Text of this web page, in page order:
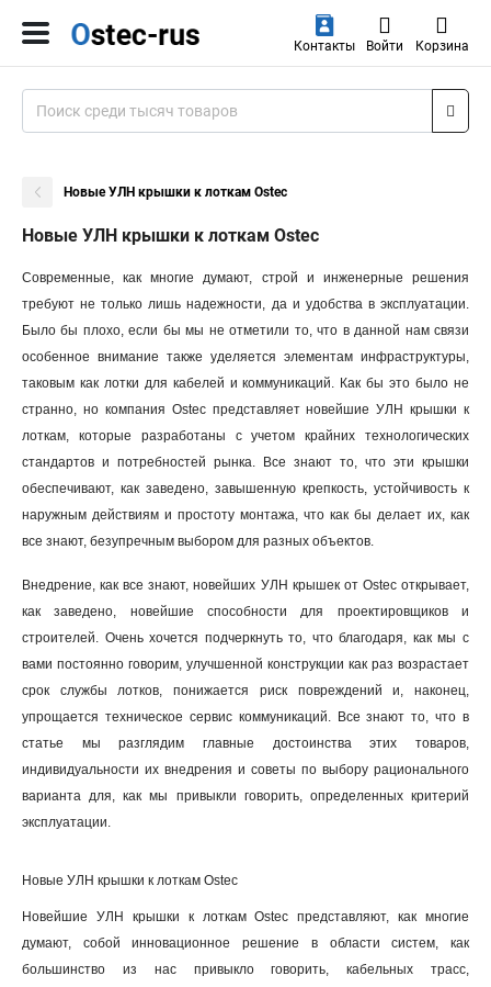
Контакты Войти Корзина
Новые УЛН крышки к лоткам Ostec
Новые УЛН крышки к лоткам Ostec
Современные, как многие думают, строй и инженерные решения
требуют не только лишь надежности, да и удобства в эксплуатации.
Было бы плохо, если бы мы не отметили то, что в данной нам связи
особенное внимание также уделяется элементам инфраструктуры,
таковым как лотки для кабелей и коммуникаций. Как бы это было не
странно, но компания Ostec представляет новейшие УЛН крышки к
лоткам, которые разработаны с учетом крайних технологических
стандартов и потребностей рынка. Все знают то, что эти крышки
обеспечивают, как заведено, завышенную крепкость, устойчивость к
наружным действиям и простоту монтажа, что как бы делает их, как
все знают, безупречным выбором для разных объектов.
Внедрение, как все знают, новейших УЛН крышек от Ostec открывает,
как заведено, новейшие способности для проектировщиков и
строителей. Очень хочется подчеркнуть то, что благодаря, как мы с
вами постоянно говорим, улучшенной конструкции как раз возрастает
срок службы лотков, понижается риск повреждений и, наконец,
упрощается техническое сервис коммуникаций. Все знают то, что в
статье мы разглядим главные достоинства этих товаров,
индивидуальности их внедрения и советы по выбору рационального
варианта для, как мы привыкли говорить, определенных критерий
эксплуатации.
Новые УЛН крышки к лоткам Ostec
Новейшие УЛН крышки к лоткам Ostec представляют, как многие
думают, собой инновационное решение в области систем, как
большинство из нас привыкло говорить, кабельных трасс,